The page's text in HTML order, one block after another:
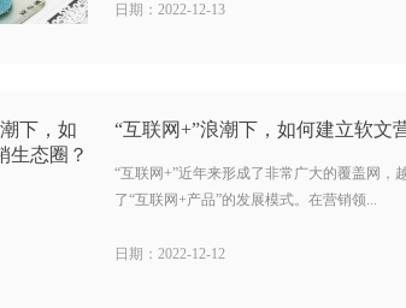
日期：2022-12-13
“互联网+”近年来形成了非常广大的覆盖网，
了“互联网+产品”的发展模式。在营销领...
日期：2022-12-12